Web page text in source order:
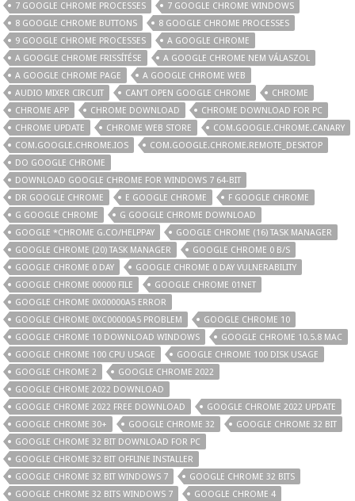
7 GOOGLE CHROME PROCESSES
7 GOOGLE CHROME WINDOWS
8 GOOGLE CHROME BUTTONS
8 GOOGLE CHROME PROCESSES
9 GOOGLE CHROME PROCESSES
A GOOGLE CHROME
A GOOGLE CHROME FRISSÍTÉSE
A GOOGLE CHROME NEM VÁLASZOL
A GOOGLE CHROME PAGE
A GOOGLE CHROME WEB
AUDIO MIXER CIRCUIT
CAN'T OPEN GOOGLE CHROME
CHROME
CHROME APP
CHROME DOWNLOAD
CHROME DOWNLOAD FOR PC
CHROME UPDATE
CHROME WEB STORE
COM.GOOGLE.CHROME.CANARY
COM.GOOGLE.CHROME.IOS
COM.GOOGLE.CHROME.REMOTE_DESKTOP
DO GOOGLE CHROME
DOWNLOAD GOOGLE CHROME FOR WINDOWS 7 64-BIT
DR GOOGLE CHROME
E GOOGLE CHROME
F GOOGLE CHROME
G GOOGLE CHROME
G GOOGLE CHROME DOWNLOAD
GOOGLE *CHROME G.CO/HELPPAY
GOOGLE CHROME (16) TASK MANAGER
GOOGLE CHROME (20) TASK MANAGER
GOOGLE CHROME 0 B/S
GOOGLE CHROME 0 DAY
GOOGLE CHROME 0 DAY VULNERABILITY
GOOGLE CHROME 00000 FILE
GOOGLE CHROME 01NET
GOOGLE CHROME 0X00000A5 ERROR
GOOGLE CHROME 0XC00000A5 PROBLEM
GOOGLE CHROME 10
GOOGLE CHROME 10 DOWNLOAD WINDOWS
GOOGLE CHROME 10.5.8 MAC
GOOGLE CHROME 100 CPU USAGE
GOOGLE CHROME 100 DISK USAGE
GOOGLE CHROME 2
GOOGLE CHROME 2022
GOOGLE CHROME 2022 DOWNLOAD
GOOGLE CHROME 2022 FREE DOWNLOAD
GOOGLE CHROME 2022 UPDATE
GOOGLE CHROME 30+
GOOGLE CHROME 32
GOOGLE CHROME 32 BIT
GOOGLE CHROME 32 BIT DOWNLOAD FOR PC
GOOGLE CHROME 32 BIT OFFLINE INSTALLER
GOOGLE CHROME 32 BIT WINDOWS 7
GOOGLE CHROME 32 BITS
GOOGLE CHROME 32 BITS WINDOWS 7
GOOGLE CHROME 4